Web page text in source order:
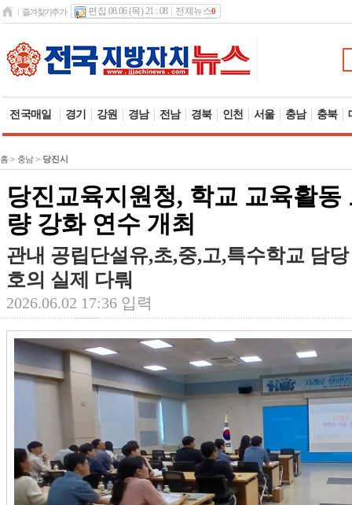
즐겨찾기추가 편집 08.06 (목) 21 : 08 전체뉴스0
전국매일 경기 강원 경남 전남 경북 인천 서울 충남 충북
홈 > 충남> 당진시
당진교육지원청, 학교 교육활
량 강화 연수 개최
관내 공립단설유,초,중,고,특수학교 담
호의 실제 다뤄
2026.06.02 17:36 입력